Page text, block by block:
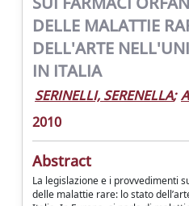
DELLE MALATTIE
DELL'ARTE
IN ITALIA
SERINELLI, SERENELLA;
2010
Abstract
La legislazione e i provvedimenti
delle malattie rare: lo stato